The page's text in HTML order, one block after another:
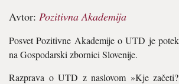
Avtor: Pozitivna Akademija
Posvet Pozitivne Akademije o UTD je
na Gospodarski zbornici Slovenije.
Razprava o UTD z naslovom »Kje